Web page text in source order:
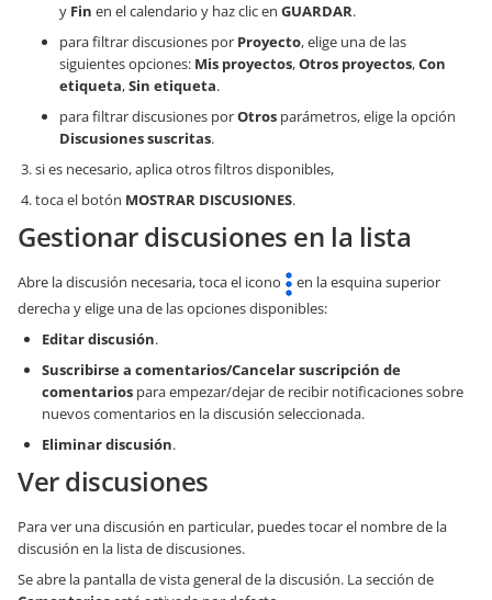
y Fin en el calendario y haz clic en GUARDAR.
para filtrar discusiones por Proyecto, elige una de las
siguientes opciones: Mis proyectos,Otros proyectos,Con
etiqueta,Sin etiqueta.
para filtrar discusiones porOtros parámetros, elige la opción
Discusiones suscritas.
si es necesario, aplica otros filtros disponibles,
toca el botón MOSTRAR DISCUSIONES.
Gestionar discusiones en la lista
Abre la discusión necesaria, toca el icono
en la esquina superior
derecha y elige una de las opciones disponibles:
Editar discusión.
Suscribirse a comentarios/Cancelar suscripción de
comentarios para empezar/dejar de recibir notificaciones sobre
nuevos comentarios en la discusión seleccionada.
Eliminar discusión.
Ver discusiones
Para ver una discusión en particular, puedes tocar el nombre de la
discusión en la lista de discusiones.
Se abre la pantalla de vista general de la discusión. La sección de